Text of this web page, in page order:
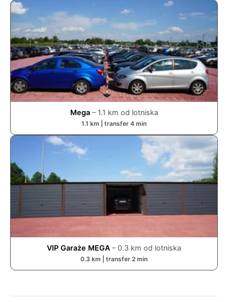
Mega – 1.1 km od lotniska
1.1 km | transfer 4 min
VIP Garaże MEGA – 0.3 km od lotniska
0.3 km | transfer 2 min